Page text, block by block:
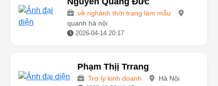
Nguyễn Quang Đức
về nghành thời trang làm mẫu
quanh hà nội
Phạm Thịị Trrang